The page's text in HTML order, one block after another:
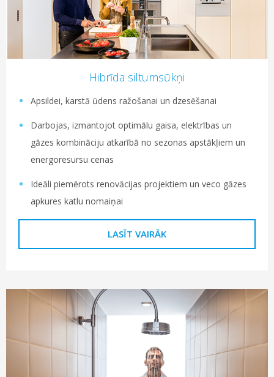
Hibrīda siltumsūkņi
Apsildei, karstā ūdens ražošanai un dzesēšanai
Darbojas, izmantojot optimālu gaisa, elektrības un
gāzes kombināciju atkarībā no sezonas apstākļiem un
energoresursu cenas
Ideāli piemērots renovācijas projektiem un veco gāzes
apkures katlu nomaiņai
LASĪT VAIRĀK